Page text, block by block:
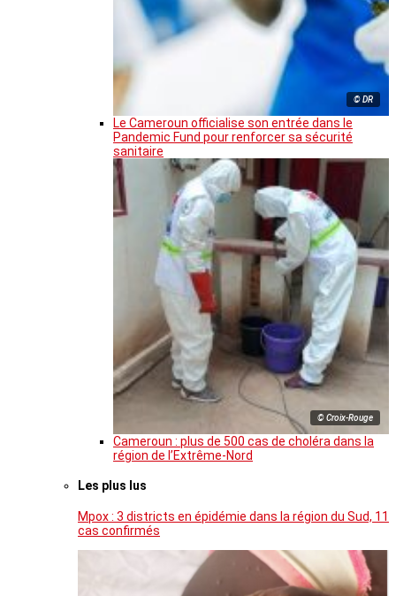
© DR
Le Cameroun officialise son entrée dans le
Pandemic Fund pour renforcer sa sécurité
sanitaire
© Croix-Rouge
Cameroun : plus de 500 cas de choléra dans la
région de l’Extrême-Nord
Les plus lus
Mpox : 3 districts en épidémie dans la région du Sud, 11
cas confirmés